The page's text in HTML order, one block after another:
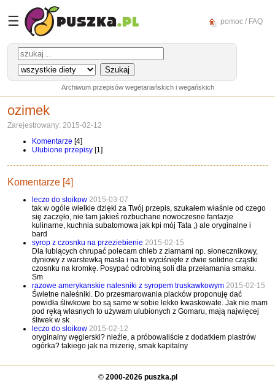
☰ pomoc / FAQ
Archiwum przepisów wegetariańskich i wegańskich
ozimek
Zarejestrowany: 2015-02-12
Komentarze [4]
Ulubione przepisy [1]
Komentarze [4]
leczo do sloikow 2015-03-07
tak w ogóle wielkie dzięki za Twój przepis, szukałem właśnie od czego
się zaczęło, nie tam jakieś rozbuchane nowoczesne fantazje
kulinarne, kuchnia subatomowa jak kpi mój Tata ;) ale oryginalne i
bard
syrop z czosnku na przeziebienie 2015-02-15
Dla lubiących chrupać polecam chleb z ziarnami np. słonecznikowy,
dyniowy z warstewką masła i na to wyciśnięte z dwie solidne cząstki
czosnku na kromkę. Posypać odrobiną soli dla przełamania smaku.
Sm
razowe amerykanskie nalesniki z syropem truskawkowym 2015-02-15
Świetne naleśniki. Do przesmarowania placków proponuję dać
powidła śliwkowe bo są same w sobie lekko kwaskowate. Jak nie mam
pod ręką własnych to używam ulubionych z Gomaru, mają najwięcej
śliwek w sk
leczo do sloikow 2015-02-12
oryginalny węgierski? nieźle, a próbowaliście z dodatkiem plastrów
ogórka? takiego jak na mizerię, smak kapitalny
© 2000-2026 puszka.pl